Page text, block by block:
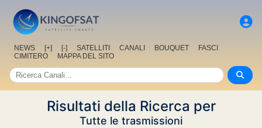
NEWS [+] [-] SATELLITI CANALI BOUQUET
FASCI
CIMITERO
MAPPA DEL SITO
Risultati della Ricerca per
Tutte le trasmissioni